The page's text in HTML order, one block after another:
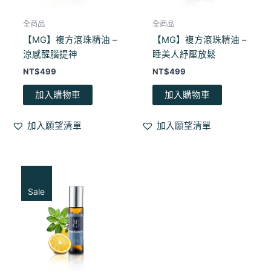
全商品
【MG】複方滾珠精油 –
涼感醒腦提神
NT$499
加入購物車
加入願望清單
全商品
【MG】複方滾珠精油 –
睡美人紓壓放鬆
NT$499
加入購物車
加入願望清單
Sale